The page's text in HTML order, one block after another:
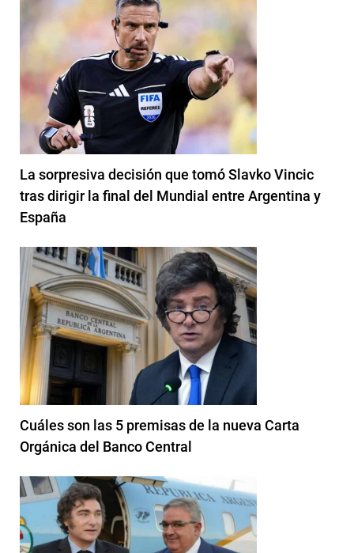
La sorpresiva decisión que tomó Slavko Vincic
tras dirigir la final del Mundial entre Argentina y
España
Cuáles son las 5 premisas de la nueva Carta
Orgánica del Banco Central